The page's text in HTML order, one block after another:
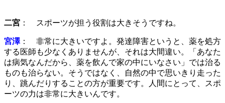
二宮 ： スポーツが担う役割は大きそうですね。
宮澤： 非常に大きいですよ。発達障害というと、薬を処方
する医師も少なくありませんが、それは大間違い。「あなた
は病気なんだから、薬を飲んで家の中にいなさい」では治る
ものも治らない。そうではなく、自然の中で思いきり走った
り、跳んだりすることの方が重要です。人間にとって、スポ
ーツの力は非常に大きいんです。